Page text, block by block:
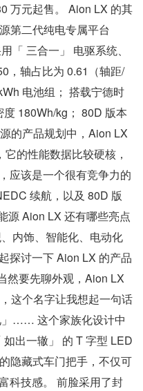
万元起售。 Aion LX 的其
第二代纯电专属平台
「 三合一」 电驱系统、
，轴占比为 0.61（轴距/
电池组； 搭载宁德时
180Wh/kg； 80D 版本
的产品规划中，Aion LX
的性能数据比较硬核，
应该是一个很有竞争力的
续航，以及 80D 版
源 Aion LX 还有哪些亮点
内饰、智能化、电动化
探讨一下 Aion LX 的产品
然要先聊外观，Aion LX
这个名字让我想起一句话
」…… 这个家族化设计中
出一辙」 的 T 字型 LED
隐藏式车门把手，不仅可
科技感。 前脸采用了封